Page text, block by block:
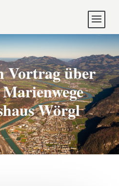
Vortrag über
Wörgl